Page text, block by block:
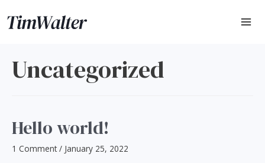
Uncategorized
Hello world!
1 Comment / January 25, 2022